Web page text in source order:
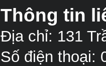
Thông tin
Địa chỉ: 131
Số điện thoại: